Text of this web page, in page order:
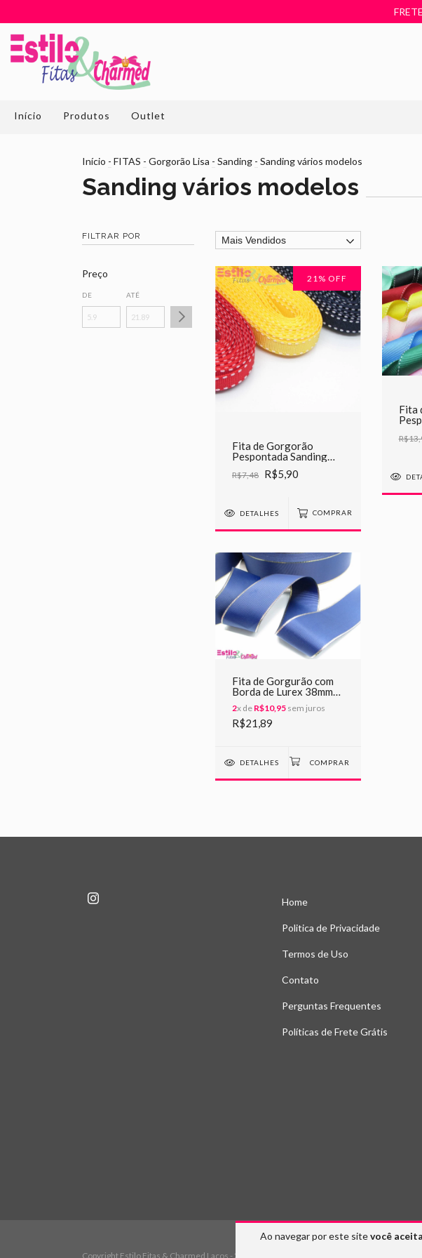
Início Produtos Outlet
Ao navegar por este sitevocê
Início - FITAS - Gorgorão Lisa - Sanding - Sanding vários modelos
Sanding vários modelos
FILTRAR POR
Preço
DE ATÉ
21% OFF
Fita de Gorgorão
Pespontada Sanding
10mm - 5 METROS
R$7,48 R$5,90
DETALHES COMPRAR
Fita
Fita de Gorgurão com
Borda de Lurex 38mm
-159 Azul Marinho
2x de R$10,95 sem juros
R$21,89
DETALHES
Home
Politica de Privacidade
Termos de Uso
Contato
Perguntas Frequentes
Políticas de Frete Grátis
Copyright Estilo Fitas & Charmed Laços - 2026. Todos os direitos reservados.